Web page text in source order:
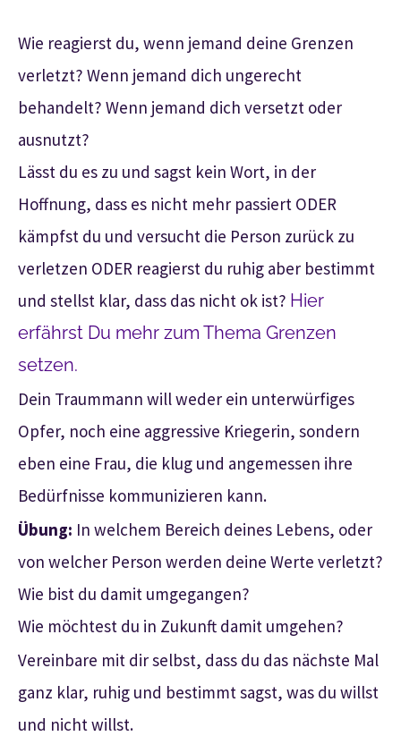
Wie reagierst du, wenn jemand deine Grenzen
verletzt? Wenn jemand dich ungerecht
behandelt? Wenn jemand dich versetzt oder
ausnutzt?
Lässt du es zu und sagst kein Wort, in der
Hoffnung, dass es nicht mehr passiert ODER
kämpfst du und versucht die Person zurück zu
verletzen ODER reagierst du ruhig aber bestimmt
und stellst klar, dass das nicht ok ist? Hier
erfährst Du mehr zum Thema Grenzen
setzen.
Dein Traummann will weder ein unterwürfiges
Opfer, noch eine aggressive Kriegerin, sondern
eben eine Frau, die klug und angemessen ihre
Bedürfnisse kommunizieren kann.
Übung: In welchem Bereich deines Lebens, oder
von welcher Person werden deine Werte verletzt?
Wie bist du damit umgegangen?
Wie möchtest du in Zukunft damit umgehen?
Vereinbare mit dir selbst, dass du das nächste Mal
ganz klar, ruhig und bestimmt sagst, was du willst
und nicht willst.